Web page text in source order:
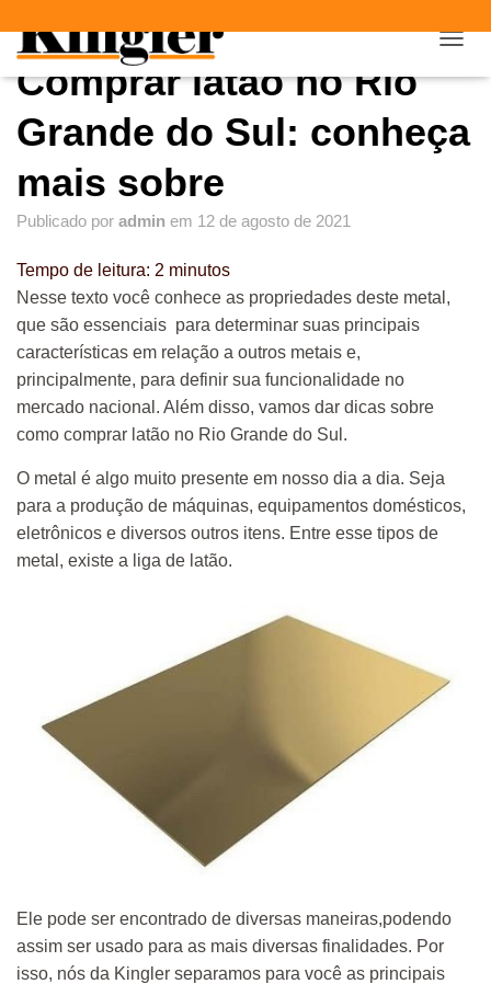
L
R
Comprar latão no Rio
Grande do Sul: conheça
mais sobre
Publicado por admin em 12 de agosto de 2021
Tempo de leitura: 2 minutos
Nesse texto você conhece as propriedades deste metal,
que são essenciais para determinar suas principais
características em relação a outros metais e,
principalmente, para definir sua funcionalidade no
mercado nacional. Além disso, vamos dar dicas sobre
como comprar latão no Rio Grande do Sul.
O metal é algo muito presente em nosso dia a dia. Seja
para a produção de máquinas, equipamentos domésticos,
eletrônicos e diversos outros itens. Entre esse tipos de
metal, existe a liga de latão.
Ele pode ser encontrado de diversas maneiras,podendo
assim ser usado para as mais diversas finalidades. Por
isso, nós da Kingler separamos para você as principais